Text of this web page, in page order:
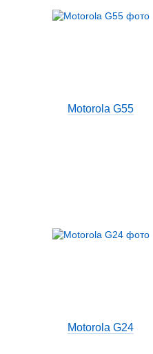
Motorola G55
Motorola G24